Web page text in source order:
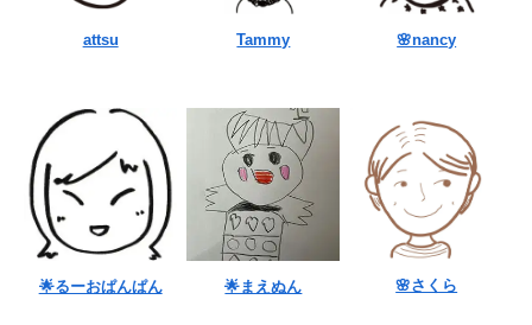
attsu Tammy 🌸nancy
🌟るーおぱんぱん 🌟まえぬん 🌸さくら